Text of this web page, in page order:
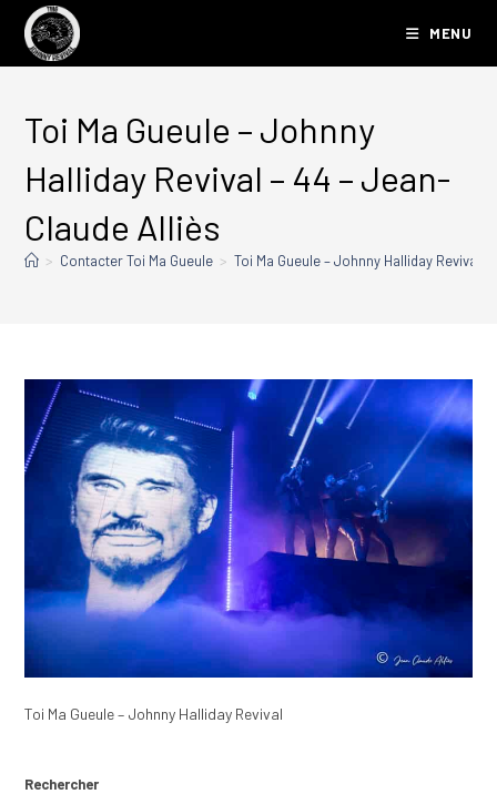
MENU
Toi Ma Gueule – Johnny
Halliday Revival – 44 – Jean-
Claude Alliès
> Contacter Toi Ma Gueule > Toi Ma Gueule – Johnny Halliday Revival
Toi Ma Gueule – Johnny Halliday Revival
Rechercher